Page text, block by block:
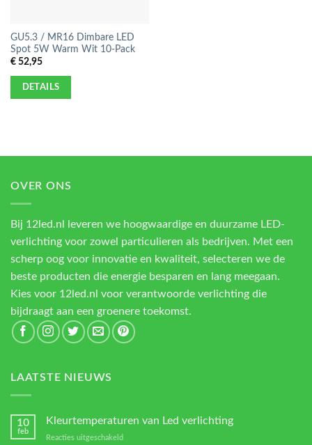
GU5.3 / MR16 Dimbare LED
Spot 5W Warm Wit 10-Pack
€52,95
DETAILS
OVER ONS
Bij 12led.nl leveren we hoogwaardige en duurzame LED-
verlichting voor zowel particulieren als bedrijven. Met een
scherp oog voor innovatie en kwaliteit, selecteren we de
beste producten die energie besparen en lang meegaan.
Kies voor 12led.nl voor verantwoorde verlichting die
bijdraagt aan een groenere toekomst.
LAATSTE NIEUWS
10
feb
Kleurtemperaturen van Led verlichting
Reacties uitgeschakeld